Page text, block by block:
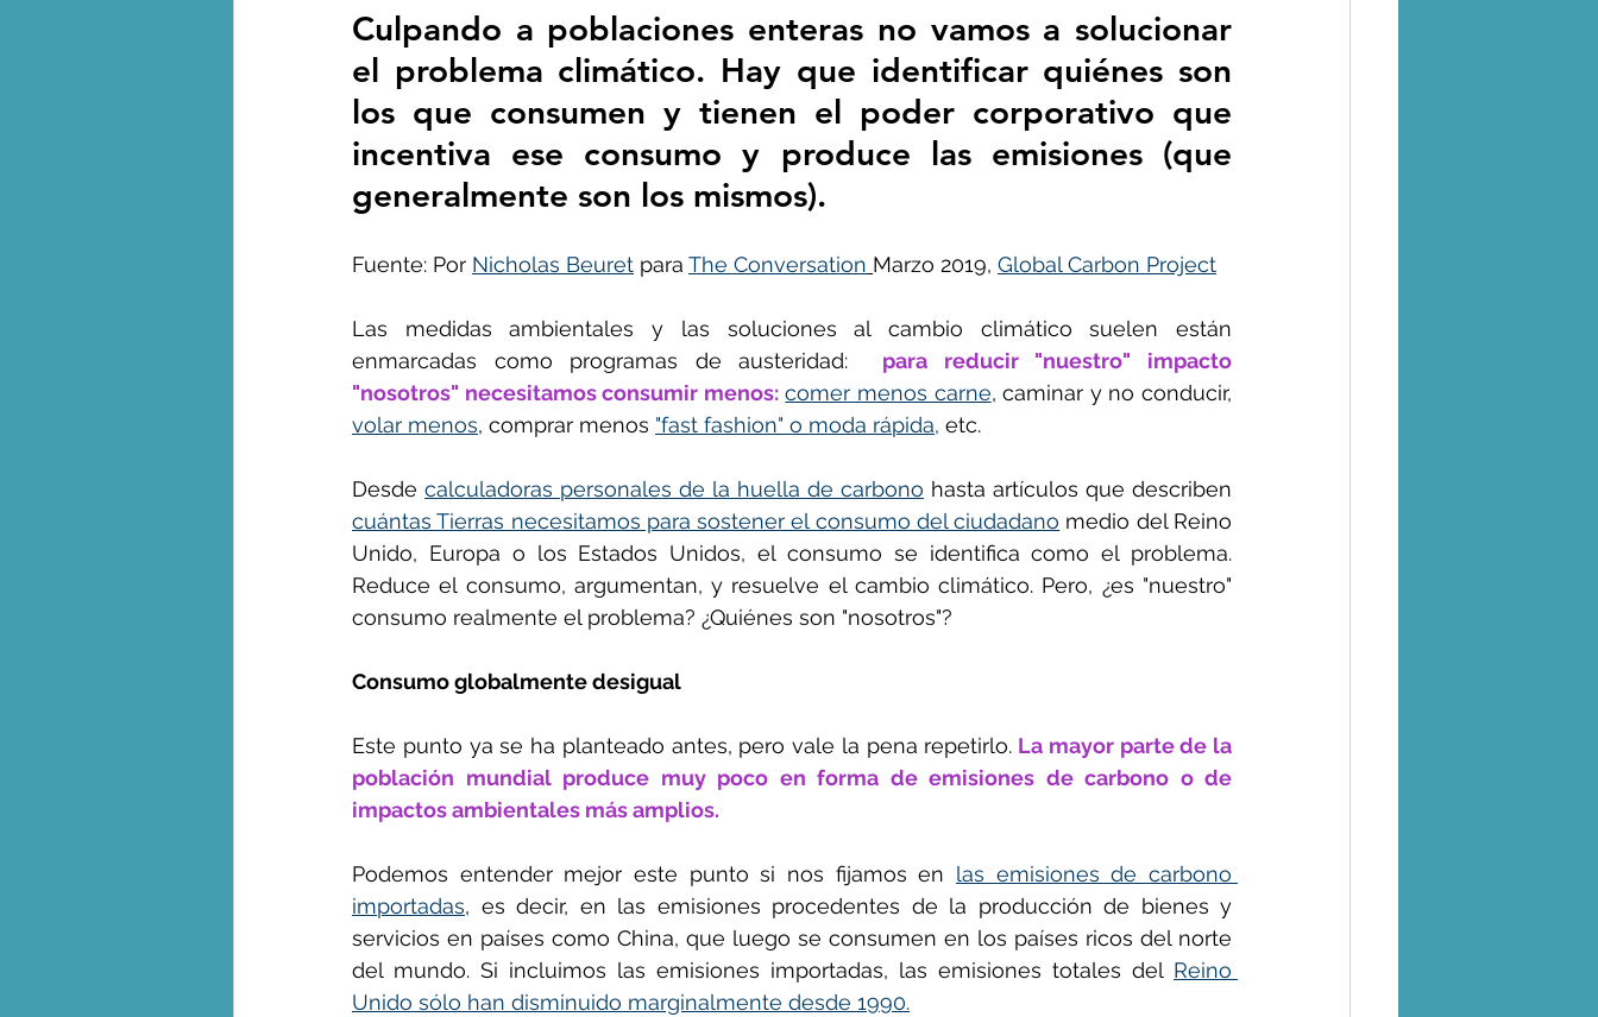
George Monbiot en español Huella de carbono
Culpando a poblaciones enteras no vamos a solucionar
el problema climático. Hay que identificar quiénes son
los que consumen y tienen el poder corporativo que
incentiva ese consumo y produce las emisiones (que
generalmente son los mismos).
Fuente: Por Nicholas Beuret para The Conversation Marzo 2019, Global Carbon Project
Las medidas ambientales y las soluciones al cambio climático suelen están
enmarcadas como programas de austeridad: para reducir "nuestro" impacto
"nosotros" necesitamos consumir menos: comer menos carne
volar menos, comprar menos "fast fashion" o moda rápida, etc.
Desde calculadoras personales de la huella de carbono
cuántas Tierras necesitamos para sostener el consumo del ciudadano medio del Reino
Unido, Europa o los Estados Unidos, el consumo se identifica como el problema.
Reduce el consumo, argumentan, y resuelve el cambio climático. Pero, ¿es "nuestro"
consumo realmente el problema? ¿Quiénes son "nosotros"?
Consumo globalmente desigual
Este punto ya se ha planteado antes, pero vale la pena repetirlo. La mayor parte de la
población mundial produce muy poco en forma de emisiones de carbono o de
impactos ambientales más amplios.
Podemos entender mejor este punto si nos fijamos en las emisiones de carbono
importadas, es decir, en las emisiones procedentes de la producción de bienes y
servicios en países como China, que luego se consumen en los países ricos del norte
del mundo. Si incluimos las emisiones importadas, las emisiones totales del Reino
Unido sólo han disminuido marginalmente desde 1990.